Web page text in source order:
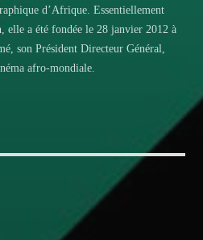
d’Afrique. Essentiellement
elle a été fondée le 28 janvier 2012 à
son Président Directeur Général,
afro-mondiale.